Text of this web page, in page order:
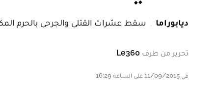
ديابوراما سقط عشرات القتلى والجرحى بالحرم
تحرير من طرف Le360
في 11/09/2015 على الساعة 16:29